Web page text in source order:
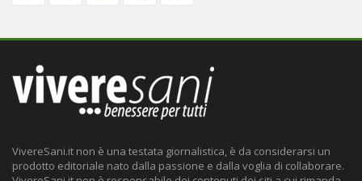
VivereSani.it non è una testata giornalistica, è da considerarsi un
prodotto editoriale nato dalla passione e dalla voglia di collaborare.